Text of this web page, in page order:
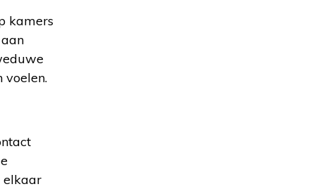
kamers
voelen.
elkaar